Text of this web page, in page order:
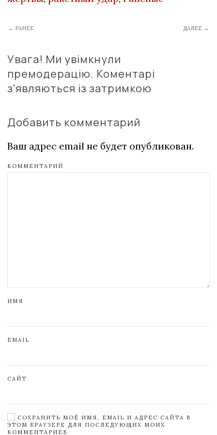
← РАНЕЕ ДАЛЕЕ →
Увага! Ми увімкнули
премодерацію. Коментарі
з'являються із затримкою
Добавить комментарий
Ваш адрес email не будет опубликован.
КОММЕНТАРИЙ
ИМЯ
EMAIL
САЙТ
СОХРАНИТЬ МОЁ ИМЯ, EMAIL И АДРЕС САЙТА В
ЭТОМ БРАУЗЕРЕ ДЛЯ ПОСЛЕДУЮЩИХ МОИХ
КОММЕНТАРИЕВ.